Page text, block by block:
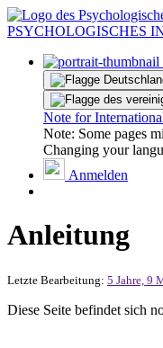
PSYCHOLOGISCHES
Note for
Note: Some pages
Changing your
Anmelden
Anleitung
Letzte Bearbeitung: 5 Jahre, 9
Diese Seite befindet sich